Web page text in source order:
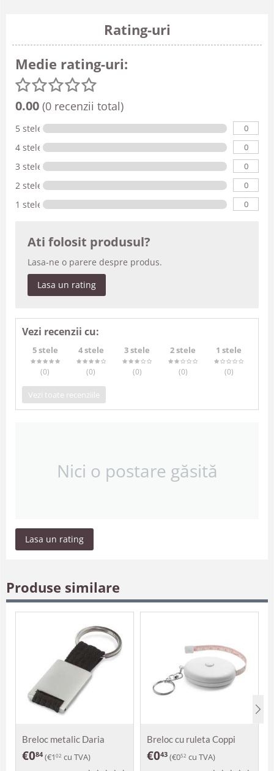
Rating-uri
Medie rating-uri:
0.00 (0 recenzii total)
5 stele 0
4 stele 0
3 stele 0
2 stele 0
1 stele 0
Ati folosit produsul?
Lasa-ne o parere despre produs.
Lasa un rating
Vezi recenzii cu:
5 stele
(0)
4 stele
(0)
3 stele
(0)
2 stele
(0)
1 stele
(0)
Vezi toate recenziile
Nici o postare găsită
Lasa un rating
Produse similare
Breloc metalic Daria
€084 (€1 02 cu TVA)
Breloc cu ruleta Coppi
€043 (€052 cu TVA)